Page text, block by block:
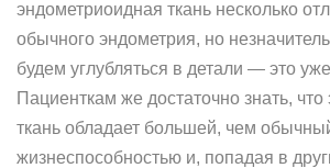
эндометриоидная ткань несколько
обычного эндометрия, но
будем углубляться в детали — это
Пациенткам же достаточно знать,
ткань обладает большей, чем
жизнеспособностью и, попадая в